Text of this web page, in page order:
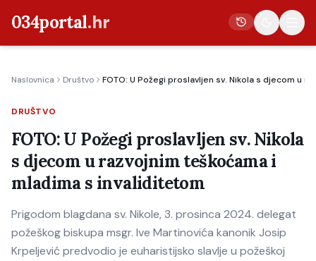
034portal.hr
Crna kronika
Poljoprivreda
Politika
Gospodarstvo
Život
Naslovnica Društvo FOTO: U Požegi proslavljen sv. Nikola s djecom u
DRUŠTVO
FOTO: U Požegi proslavljen sv. Nikola
s djecom u razvojnim teškoćama i
mladima s invaliditetom
Prigodom blagdana sv. Nikole, 3. prosinca 2024. delegat
požeškog biskupa msgr. Ive Martinovića kanonik Josip
Krpeljević predvodio je euharistijsko slavlje u požeškoj